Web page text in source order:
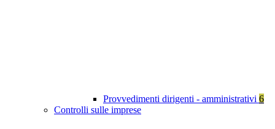
Provvedimenti dirigenti - amministrativi 6
Controlli sulle imprese